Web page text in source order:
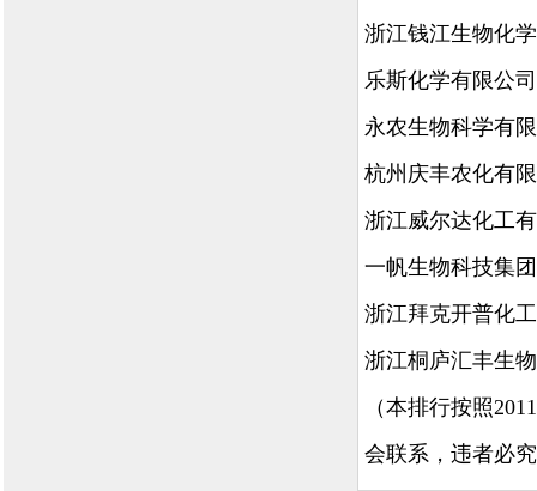
浙江钱江生物化
乐斯化学有限公司
永农生物科学有
杭州庆丰农化有
浙江威尔达化工
一帆生物科技集
浙江拜克开普化
浙江桐庐汇丰生
（本排行按照
会联系，违者必